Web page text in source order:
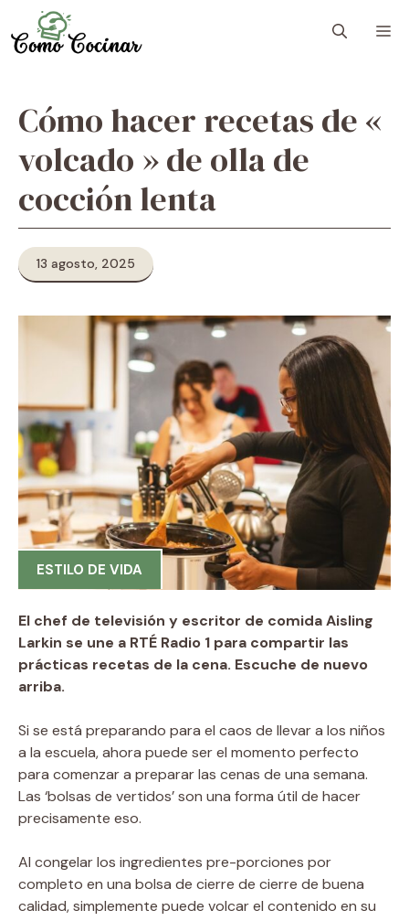
to
content
Cómo hacer recetas de «
volcado » de olla de
cocción lenta
13 agosto, 2025
ESTILO DE VIDA
El chef de televisión y escritor de comida Aisling
Larkin se une a RTÉ Radio 1 para compartir las
prácticas recetas de la cena. Escuche de nuevo
arriba.
Si se está preparando para el caos de llevar a los niños
a la escuela, ahora puede ser el momento perfecto
para comenzar a preparar las cenas de una semana.
Las ‘bolsas de vertidos’ son una forma útil de hacer
precisamente eso.
Al congelar los ingredientes pre-porciones por
completo en una bolsa de cierre de cierre de buena
calidad, simplemente puede volcar el contenido en su